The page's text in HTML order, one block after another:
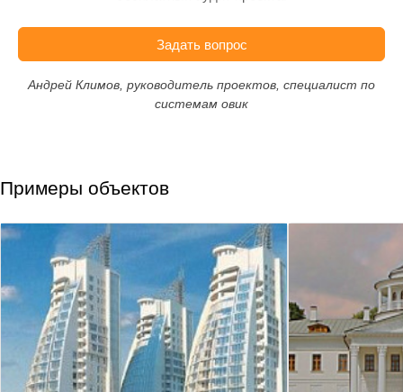
Задать вопрос
Андрей Климов, руководитель проектов, специалист по
системам овик
Примеры объектов